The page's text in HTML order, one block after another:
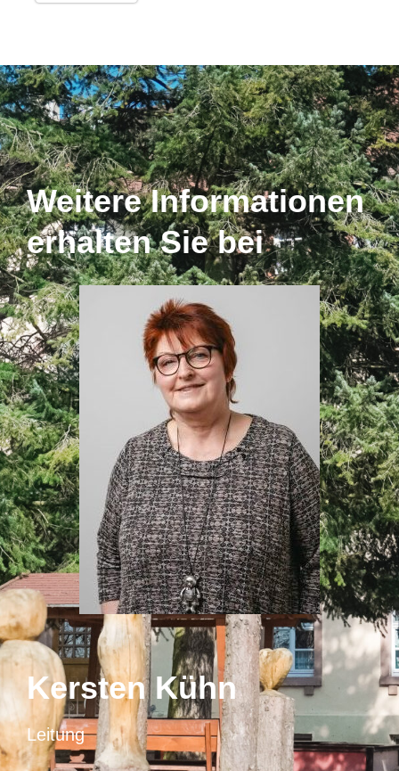
Weitere Informationen
erhalten Sie bei
Kersten Kühn
Leitung